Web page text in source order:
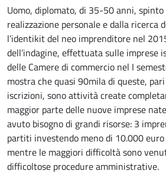
Uomo, diplomato, di 35-50 anni, spinto
realizzazione personale e dalla ricerca
l’identikit del neo imprenditore nel
dell’indagine, effettuata sulle imprese
delle Camere di commercio nel I
mostra che quasi 90mila di queste,
iscrizioni, sono attività create
maggior parte delle nuove imprese
avuto bisogno di grandi risorse: 3
partiti investendo meno di 10.000
mentre le maggiori difficoltà sono
difficoltose procedure amministrative.